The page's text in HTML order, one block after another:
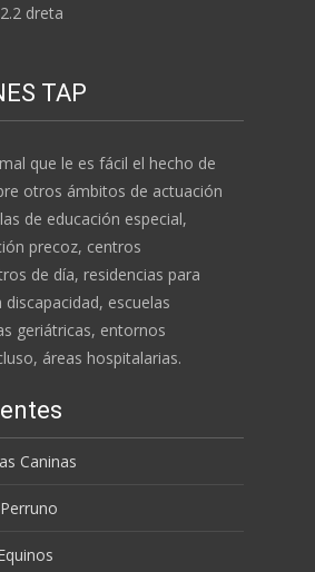
dreta
TAP
que le es fácil el hecho de
otros ámbitos de actuación
de educación especial,
precoz, centros
de día, residencias para
escuelas
geriátricas, entornos
áreas hospitalarias.
Caninas